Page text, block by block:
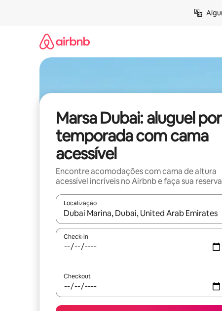
Marsa Dubai: aluguel por
temporada com cama
acessível
Encontre acomodações com cama de altura
acessível incríveis no Airbnb e faça sua reserva
Localização
Quando os resultados estiverem disponíveis,
Check-in
Checkout